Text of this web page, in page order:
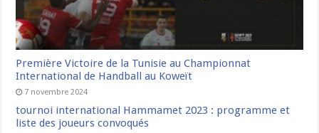
Première Victoire de la Tunisie au Championnat
International de Handball au Koweït
7 novembre 2024
tournoi international Hammamet 2023 : programme et
liste des joueurs convoqués